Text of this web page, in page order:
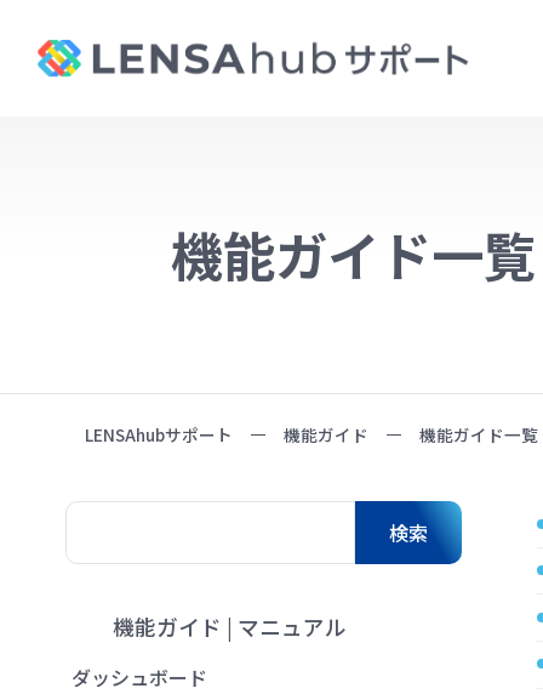
機能ガイド一覧
LENSAhubサポート 機能ガイド 機能ガイド一覧
機能ガイド | マニュアル
ダッシュボード